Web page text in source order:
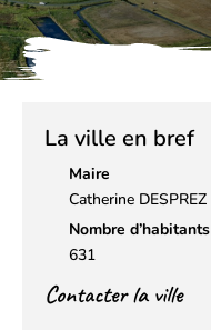
La ville en bref
Maire
Catherine DESPREZ
Nombre d’habitants
631
Contacter la ville